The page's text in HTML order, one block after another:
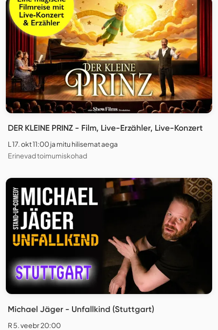
DER KLEINE PRINZ - Film, Live-Erzähler, Live-Konzert
L 17. okt 11:00 ja mitu hilisemat aega
Erinevad toimumiskohad
Michael Jäger - Unfallkind (Stuttgart)
R 5. veebr 20:00